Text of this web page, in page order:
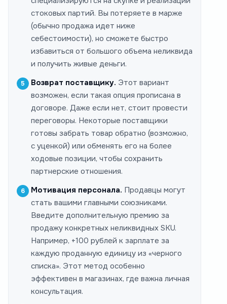
стоковых партий. Вы потеряете в марже
(обычно продажа идет ниже
себестоимости), но сможете быстро
избавиться от большого объема неликвида
и получить живые деньги.
Возврат поставщику. Этот вариант
возможен, если такая опция прописана в
договоре. Даже если нет, стоит провести
переговоры. Некоторые поставщики
готовы забрать товар обратно (возможно,
с уценкой) или обменять его на более
ходовые позиции, чтобы сохранить
партнерские отношения.
Мотивация персонала. Продавцы могут
стать вашими главными союзниками.
Введите дополнительную премию за
продажу конкретных неликвидных SKU.
Например, +100 рублей к зарплате за
каждую проданную единицу из «черного
списка». Этот метод особенно
эффективен в магазинах, где важна личная
консультация.